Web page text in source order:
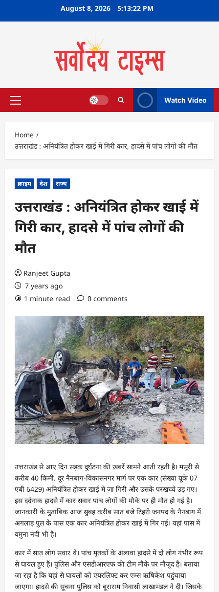
August 8, 2026 5:13:23 PM
Primary
Watch Video
Home
उत्तराखंड : अनियंत्रित होकर खाई में गिरी कार, हादसे में पांच लोगों की मौत
क्राइम देश राज्य
उत्तराखंड : अनियंत्रित होकर खाई में
गिरी कार, हादसे में पांच लोगों की
मौत
Ranjeet Gupta
7 years ago
1 minute read
0 comments
उत्तराखंड से आए दिन सड़क दुर्घटना की ख़बरें सामने आती रहती है। मसूरी से
करीब 40 किमी. दूर नैनबाग-विकासनगर मार्ग पर एक कार (संख्या यूके 07
एबी 6429) अनियंत्रित होकर खाई में जा गिरी और उसके परखच्चे उड़ गए।
इस दर्दनाक हादसे में कार सवार पांच लोगों की मौके पर ही मौत हो गई है।
जानकारी के मुताबिक आज सुबह करीब सात बजे टिहरी जनपद के नैनबाग में
अगलाड़ पुल के पास एक कार अनियंत्रित होकर खाई में गिर गई। यहां पास में
यमुना नदी भी है।
कार में सात लोग सवार थे। पांच मृतकों के अलावा हादसे में दाे लोग गंभीर रूप
से घायल हुए हैं। पुलिस और एसडीआरएफ की टीम मौके पर मौजूद हैं। बताया
जा रहा है कि यहां से घायलों को एयरलिफ्ट कर एम्स ऋषिकेश पहुंचाया
जाएगा। हादसे की सूचना पुलिस को बूराराम निवासी लाखामंडल ने दी। जिसके